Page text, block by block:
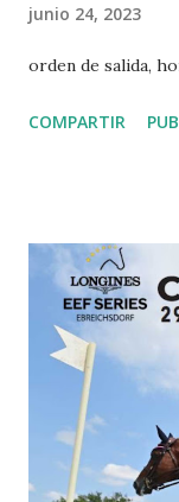
junio 24, 2023
orden de salida,
COMPARTIR